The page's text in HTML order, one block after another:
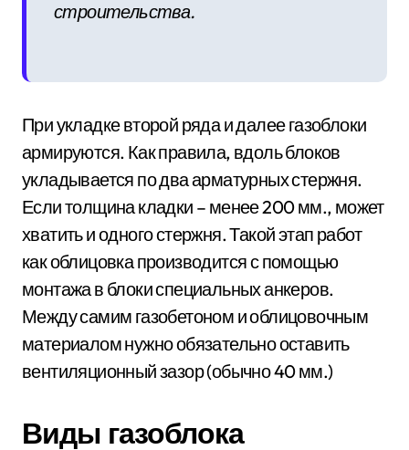
строительства.
При укладке второй ряда и далее газоблоки
армируются. Как правила, вдоль блоков
укладывается по два арматурных стержня.
Если толщина кладки – менее 200 мм., может
хватить и одного стержня. Такой этап работ
как облицовка производится с помощью
монтажа в блоки специальных анкеров.
Между самим газобетоном и облицовочным
материалом нужно обязательно оставить
вентиляционный зазор (обычно 40 мм.)
Виды газоблока